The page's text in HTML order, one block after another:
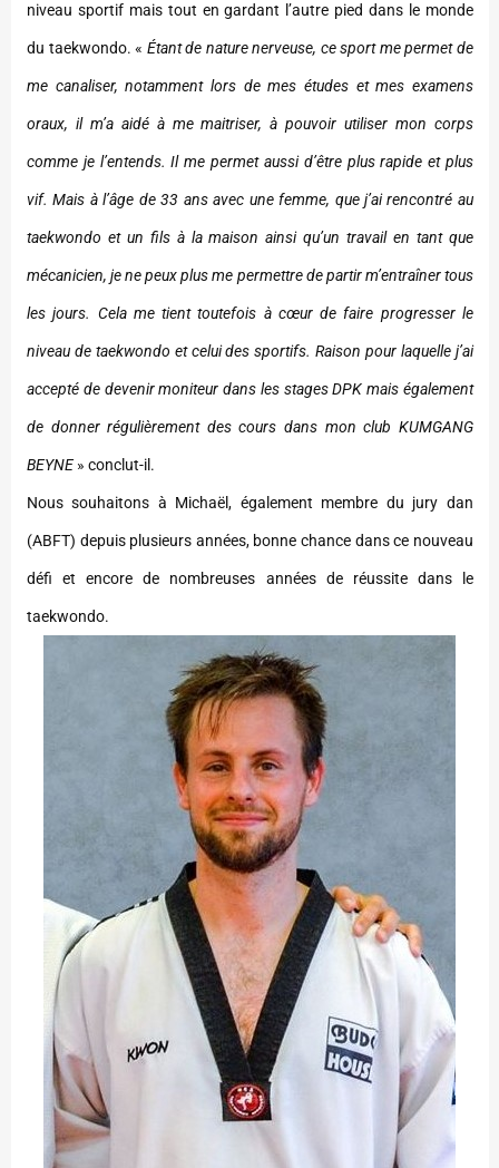
niveau sportif mais tout en gardant l’autre pied dans le monde
du taekwondo. « Étant de nature nerveuse, ce sport me permet de
me canaliser, notamment lors de mes études et mes examens
oraux, il m’a aidé à me maitriser, à pouvoir utiliser mon corps
comme je l’entends. Il me permet aussi d’être plus rapide et plus
vif. Mais à l’âge de 33 ans avec une femme, que j’ai rencontré au
taekwondo et un fils à la maison ainsi qu’un travail en tant que
mécanicien, je ne peux plus me permettre de partir m’entraîner tous
les jours. Cela me tient toutefois à cœur de faire progresser le
niveau de taekwondo et celui des sportifs. Raison pour laquelle j’ai
accepté de devenir moniteur dans les stages DPK mais également
de donner régulièrement des cours dans mon club KUMGANG
BEYNE» conclut-il.
Nous souhaitons à Michaël, également membre du jury dan
(ABFT) depuis plusieurs années, bonne chance dans ce nouveau
défi et encore de nombreuses années de réussite dans le
taekwondo.